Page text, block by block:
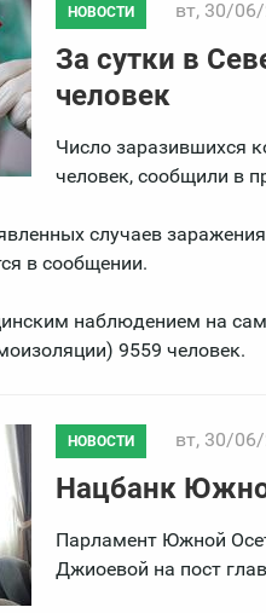
НОВОСТИ вт, 30/
За сутки в
человек
Число заразившихся
человек, сообщили в
случаев
в сообщении.
наблюдением на
9559 человек.
НОВОСТИ вт, 30/
Нацбанк
Парламент Южной
Джиоевой на пост